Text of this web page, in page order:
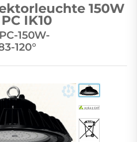
150W
IK10
150W-
120°